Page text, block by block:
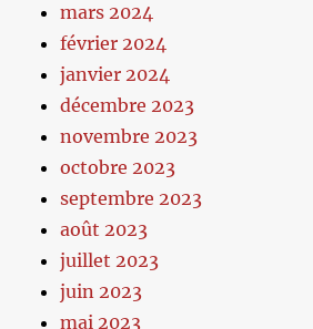
mars 2024
février 2024
janvier 2024
décembre 2023
novembre 2023
octobre 2023
septembre 2023
août 2023
juillet 2023
juin 2023
mai 2023